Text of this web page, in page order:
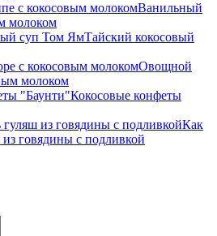
Ванильный
молоком
Тайский кокосовый
Овощной
молоком
Кокосовые конфеты
Как
говядины с подливкой